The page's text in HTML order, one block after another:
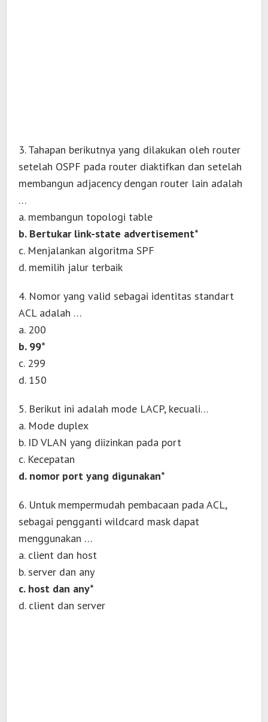
3. Tahapan berikutnya yang dilakukan oleh router
setelah OSPF pada router diaktifkan dan setelah
membangun adjacency dengan router lain adalah
…
a. membangun topologi table
b. Bertukar link-state advertisement*
c. Menjalankan algoritma SPF
d. memilih jalur terbaik
4. Nomor yang valid sebagai identitas standart
ACL adalah …
a. 200
b. 99*
c. 299
d. 150
5. Berikut ini adalah mode LACP, kecuali…
a. Mode duplex
b. ID VLAN yang diizinkan pada port
c. Kecepatan
d. nomor port yang digunakan*
6. Untuk mempermudah pembacaan pada ACL,
sebagai pengganti wildcard mask dapat
menggunakan …
a. client dan host
b. server dan any
c. host dan any*
d. client dan server